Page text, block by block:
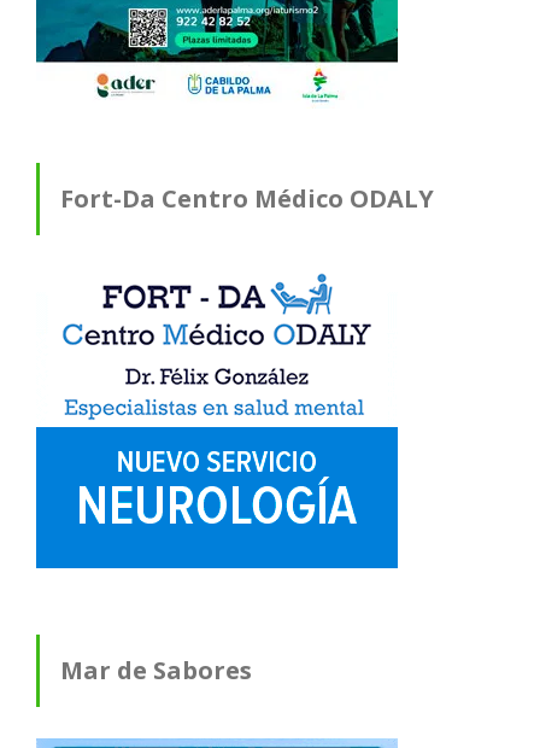
Fort-Da Centro Médico ODALY
Mar de Sabores